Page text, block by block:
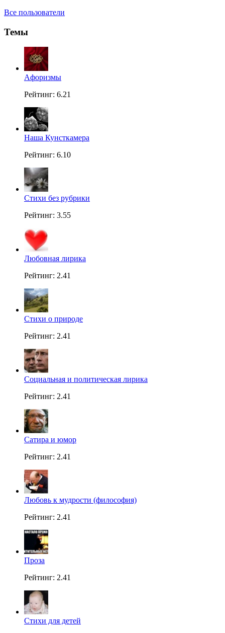
Все пользователи
Темы
Aфоризмы
Рейтинг: 6.21
Наша Кунсткамера
Рейтинг: 6.10
Стихи без рубрики
Рейтинг: 3.55
Любовная лирика
Рейтинг: 2.41
Стихи о природе
Рейтинг: 2.41
Социальная и политическая лирика
Рейтинг: 2.41
Сатира и юмор
Рейтинг: 2.41
Любовь к мудрости (философия)
Рейтинг: 2.41
Проза
Рейтинг: 2.41
Стихи для детей